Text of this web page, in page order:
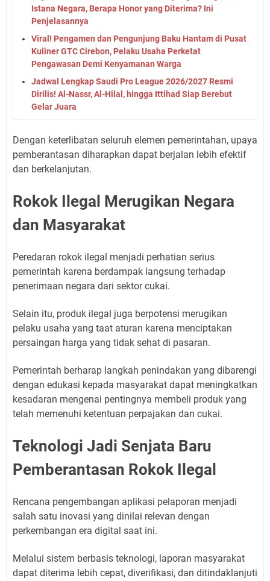
Istana Negara, Berapa Honor yang Diterima? Ini
Penjelasannya
Viral! Pengamen dan Pengunjung Baku Hantam di Pusat
Kuliner GTC Cirebon, Pelaku Usaha Perketat
Pengawasan Demi Kenyamanan Warga
Jadwal Lengkap Saudi Pro League 2026/2027 Resmi
Dirilis! Al-Nassr, Al-Hilal, hingga Ittihad Siap Berebut
Gelar Juara
Dengan keterlibatan seluruh elemen pemerintahan, upaya
pemberantasan diharapkan dapat berjalan lebih efektif
dan berkelanjutan.
Rokok Ilegal Merugikan Negara
dan Masyarakat
Peredaran rokok ilegal menjadi perhatian serius
pemerintah karena berdampak langsung terhadap
penerimaan negara dari sektor cukai.
Selain itu, produk ilegal juga berpotensi merugikan
pelaku usaha yang taat aturan karena menciptakan
persaingan harga yang tidak sehat di pasaran.
Pemerintah berharap langkah penindakan yang dibarengi
dengan edukasi kepada masyarakat dapat meningkatkan
kesadaran mengenai pentingnya membeli produk yang
telah memenuhi ketentuan perpajakan dan cukai.
Teknologi Jadi Senjata Baru
Pemberantasan Rokok Ilegal
Rencana pengembangan aplikasi pelaporan menjadi
salah satu inovasi yang dinilai relevan dengan
perkembangan era digital saat ini.
Melalui sistem berbasis teknologi, laporan masyarakat
dapat diterima lebih cepat, diverifikasi, dan ditindaklanjuti